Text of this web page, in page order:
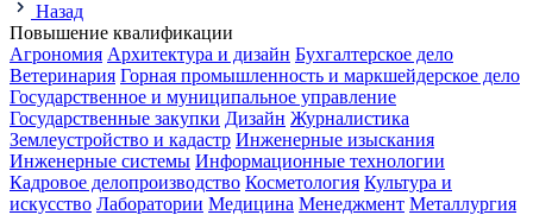
Назад
Повышение квалификации
Агрономия Архитектура и дизайн Бухгалтерское дело
Ветеринария Горная промышленность и маркшейдерское дело
Государственное и муниципальное управление
Государственные закупки Дизайн Журналистика
Землеустройство и кадастр Инженерные изыскания
Инженерные системы Информационные технологии
Кадровое делопроизводство Косметология Культура и
искусство Лаборатории Медицина Менеджмент Металлургия